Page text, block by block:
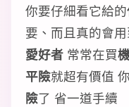
你要仔細看它給的
要、而且真的會
愛好者 常常在買
平險就超有價值
險了 省一道手續